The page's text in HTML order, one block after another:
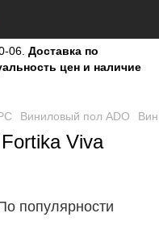
06. Доставка по
цен и наличие
Виниловый пол ADO
Viva
популярности